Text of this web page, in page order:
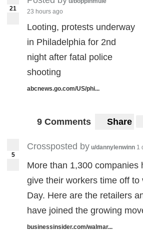
21
23 hours ago
Looting, protests underway
in Philadelphia for 2nd
night after fatal police
shooting
abcnews.go.com/US/phi...
9 Comments Share
5
Crossposted by u/dannylenwinn 1
More than 1,300 companies
give their workers time off to
Day. Here are the retailers
have joined the growing
businessinsider.com/walmar...